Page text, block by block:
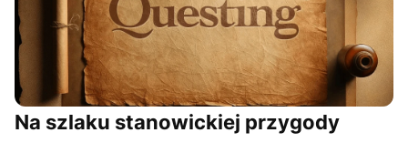
Na szlaku stanowickiej przygody